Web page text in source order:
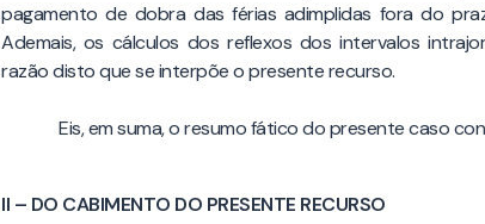
pagamento de dobra das férias adimplidas fora do
Ademais, os cálculos dos reflexos dos intervalos
razão disto que se interpõe o presente recurso.
Eis, em suma, o resumo fático do presente caso
II – DO CABIMENTO DO PRESENTE RECURSO